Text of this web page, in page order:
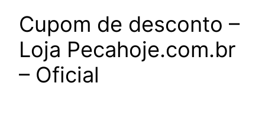
Cupom de desconto –
Loja Pecahoje.com.br
– Oficial